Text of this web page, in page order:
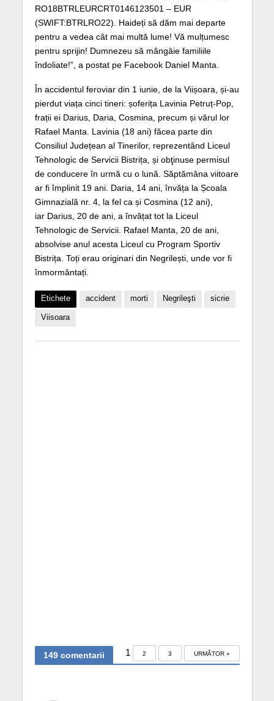
RO18BTRLEURCRT0146123501 – EUR
(SWIFT:BTRLRO22). Haideți să dăm mai departe
pentru a vedea cât mai multă lume! Vă mulțumesc
pentru sprijin! Dumnezeu să mângâie familiile
îndoliate!”, a postat pe Facebook Daniel Manta.
În accidentul feroviar din 1 iunie, de la Viișoara, și-au
pierdut viața cinci tineri: șoferița Lavinia Petruț-Pop,
frații ei Darius, Daria, Cosmina, precum și vărul lor
Rafael Manta. Lavinia (18 ani) făcea parte din
Consiliul Județean al Tinerilor, reprezentând Liceul
Tehnologic de Servicii Bistrița, și obţinuse permisul
de conducere în urmă cu o lună. Săptămâna viitoare
ar fi împlinit 19 ani. Daria, 14 ani, învăța la Școala
Gimnazială nr. 4, la fel ca și Cosmina (12 ani),
iar Darius, 20 de ani, a învățat tot la Liceul
Tehnologic de Servicii. Rafael Manta, 20 de ani,
absolvise anul acesta Liceul cu Program Sportiv
Bistrița. Toți erau originari din Negrilești, unde vor fi
înmormântați.
Etichete accident morti Negrileşti sicrie
Viisoara
149 comentarii 1 2 3 URMĂTOR »